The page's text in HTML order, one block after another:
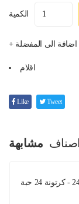
الكمية
+ اضافة الى المفضلة
اقلام
Like Tweet
اصناف مشابهة